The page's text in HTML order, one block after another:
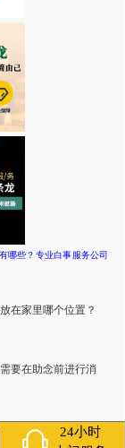
哪些？专业白事服务公司
在家里哪个位置？
要在助念前进行消
24小时